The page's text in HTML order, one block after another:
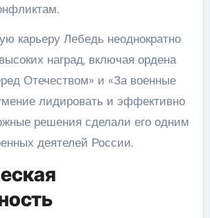
карьеру Лебедь неоднократно
наград, включая ордена
Отечеством» и «За военные
лидировать и эффективно
решения сделали его одним
деятелей России.